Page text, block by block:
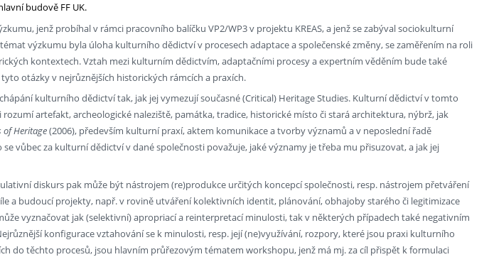
Výběrová řízení
Vydavatelství FF UK
budově FF UK.
jenž probíhal v rámci pracovního balíčku VP2/WP3 v projektu KREAS, a jenž se zabýval sociokulturní
výzkumu byla úloha kulturního dědictví v procesech adaptace a společenské změny, se zaměřením na roli
kontextech. Vztah mezi kulturním dědictvím, adaptačními procesy a expertním věděním bude také
otázky v nejrůznějších historických rámcích a praxích.
kulturního dědictví tak, jak jej vymezují současné (Critical) Heritage Studies. Kulturní dědictví v tomto
rozumí artefakt, archeologické naleziště, památka, tradice, historické místo či stará architektura, nýbrž, jak
of Heritage(2006), především kulturní praxí, aktem komunikace a tvorby významů a v neposlední řadě
vůbec za kulturní dědictví v dané společnosti považuje, jaké významy je třeba mu přisuzovat, a jak jej
diskurs pak může být nástrojem (re)produkce určitých koncepcí společnosti, resp. nástrojem přetváření
a budoucí projekty, např. v rovině utváření kolektivních identit, plánování, obhajoby starého či legitimizace
vyznačovat jak (selektivní) apropriací a reinterpretací minulosti, tak v některých případech také negativním
konfigurace vztahování se k minulosti, resp. její (ne)využívání, rozpory, které jsou praxi kulturního
do těchto procesů, jsou hlavním průřezovým tématem workshopu, jenž má mj. za cíl přispět k formulaci